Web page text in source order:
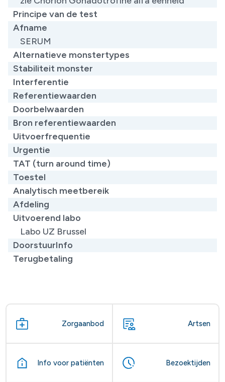
Principe van de test
Afname
SERUM
Alternatieve monstertypes
Stabiliteit monster
Interferentie
Referentiewaarden
Doorbelwaarden
Bron referentiewaarden
Uitvoerfrequentie
Urgentie
TAT (turn around time)
Toestel
Analytisch meetbereik
Afdeling
Uitvoerend labo
Labo UZ Brussel
DoorstuurInfo
Terugbetaling
Zorgaanbod Artsen
Info voor patiënten Bezoektijden